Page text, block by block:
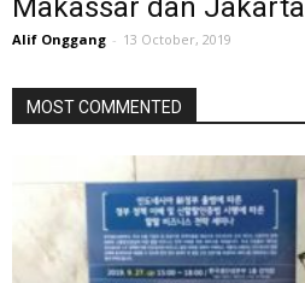
Makassar dan Jakarta
Alif Onggang - 13 October, 2019
MOST COMMENTED